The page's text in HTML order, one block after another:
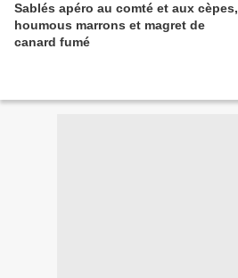
Sablés apéro au comté et aux cèpes,
houmous marrons et magret de
canard fumé